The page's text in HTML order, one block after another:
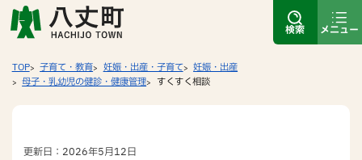
検索 メニュー
TOP 子育て・教育 妊娠・出産・子育て
妊娠・出産
母子・乳幼児の健診・健康管理
すくすく相談
更新日：2026年5月12日